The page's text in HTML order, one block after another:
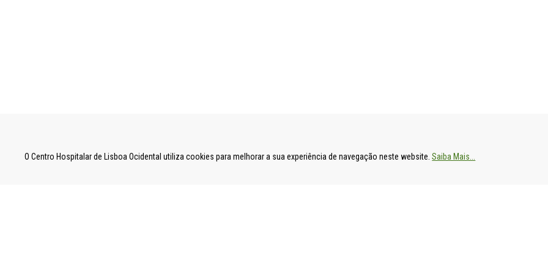
O Centro Hospitalar de Lisboa Ocidental utiliza cookies para melhorar a sua experiência de navegação neste website.Saiba Mais...
UNIDADE LOCAL DE SAÚDE DE LISBOA OCIDENTAL
HOSPITAL DE S. FRANCISCO XAVIER